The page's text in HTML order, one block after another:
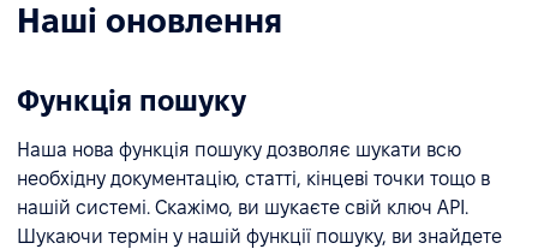
Наші оновлення
Функція пошуку
Наша нова функція пошуку дозволяє шукати всю
необхідну документацію, статті, кінцеві точки тощо в
нашій системі. Скажімо, ви шукаєте свій ключ API.
Шукаючи термін у нашій функції пошуку, ви знайдете